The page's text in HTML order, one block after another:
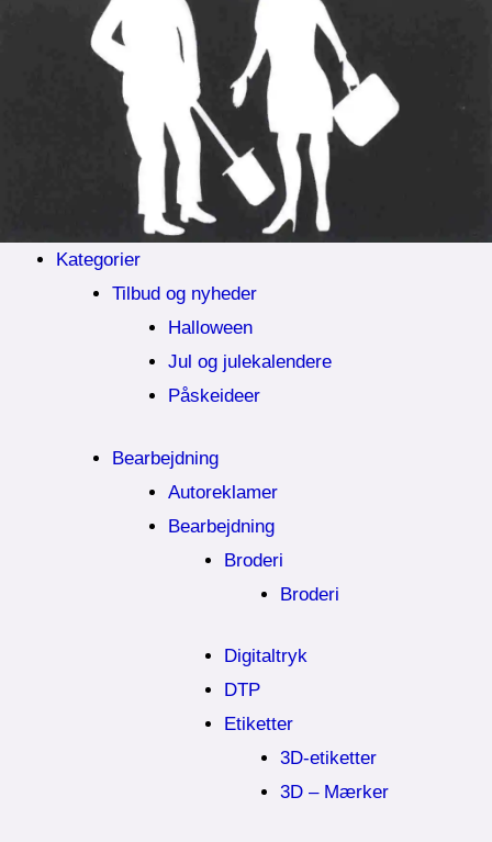
Kategorier
Tilbud og nyheder
Halloween
Jul og julekalendere
Påskeideer
Bearbejdning
Autoreklamer
Bearbejdning
Broderi
Broderi
Digitaltryk
DTP
Etiketter
3D-etiketter
3D – Mærker